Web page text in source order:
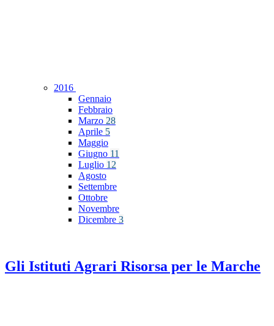
2016
Gennaio
Febbraio
Marzo 28
Aprile 5
Maggio
Giugno 11
Luglio 12
Agosto
Settembre
Ottobre
Novembre
Dicembre 3
Gli Istituti Agrari Risorsa per le Marche